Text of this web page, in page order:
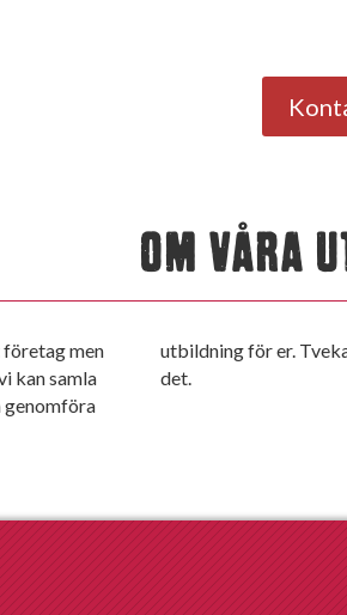
OM VÅRA
men
kan samla
genomföra
oss om
det.